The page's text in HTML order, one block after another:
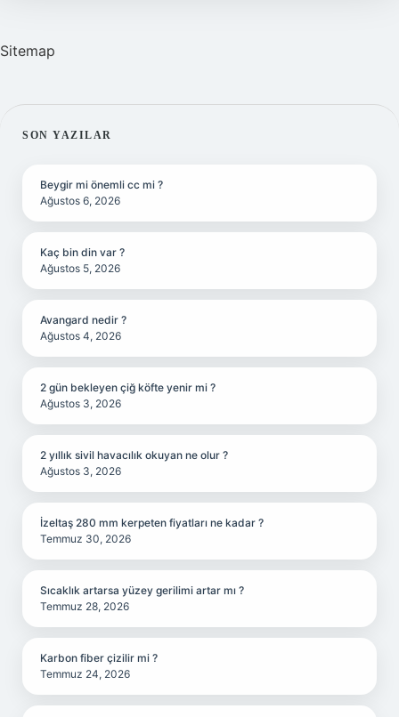
Sitemap
SIDEBAR
SON YAZILAR
Beygir mi önemli cc mi ?
Ağustos 6, 2026
Kaç bin din var ?
Ağustos 5, 2026
Avangard nedir ?
Ağustos 4, 2026
2 gün bekleyen çiğ köfte yenir mi ?
Ağustos 3, 2026
2 yıllık sivil havacılık okuyan ne olur ?
Ağustos 3, 2026
İzeltaş 280 mm kerpeten fiyatları ne kadar ?
Temmuz 30, 2026
Sıcaklık artarsa yüzey gerilimi artar mı ?
Temmuz 28, 2026
Karbon fiber çizilir mi ?
Temmuz 24, 2026